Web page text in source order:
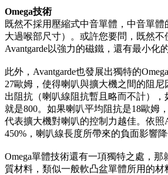
Omega技術
既然不採用壓縮式中音單體，中音單
大過喉部尺寸）。或許您要問，既然
Avantgarde以強力的磁鐵，還有最小化
此外，Avantgarde也發展出獨特的
27歐姆，使得喇叭與擴大機之間的阻
出阻抗（喇叭線阻抗暫且略而不計）
就是800。如果喇叭平均阻抗是18歐姆
代表擴大機對喇叭的控制力越佳。依照
450%，喇叭線長度所帶來的負面影響降
Omega單體技術還有一項獨特之處，那
質材料，類似一般軟凸盆單體所用的